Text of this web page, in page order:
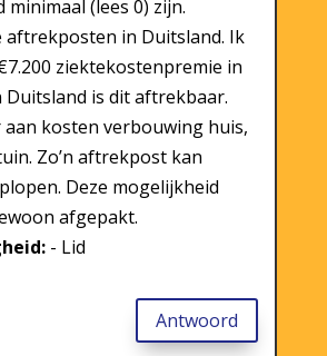
minimaal (lees 0) zijn.
aftrekposten in Duitsland. Ik
ziektekostenpremie in
Duitsland is dit aftrekbaar.
aan kosten verbouwing huis,
Zo’n aftrekpost kan
Deze mogelijkheid
afgepakt.
- Lid
Antwoord